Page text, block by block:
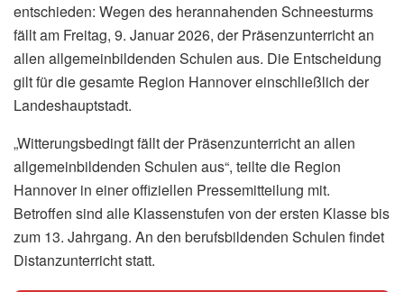
entschieden: Wegen des herannahenden Schneesturms
fällt am Freitag, 9. Januar 2026, der Präsenzunterricht an
allen allgemeinbildenden Schulen aus. Die Entscheidung
gilt für die gesamte Region Hannover einschließlich der
Landeshauptstadt.
„Witterungsbedingt fällt der Präsenzunterricht an allen
allgemeinbildenden Schulen aus“, teilte die Region
Hannover in einer offiziellen Pressemitteilung mit.
Betroffen sind alle Klassenstufen von der ersten Klasse bis
zum 13. Jahrgang. An den berufsbildenden Schulen findet
Distanzunterricht statt.